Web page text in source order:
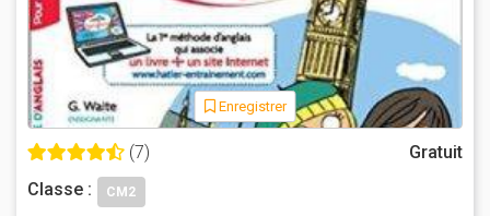
Enregistrer
(7)
Gratuit
Classe :
CM2